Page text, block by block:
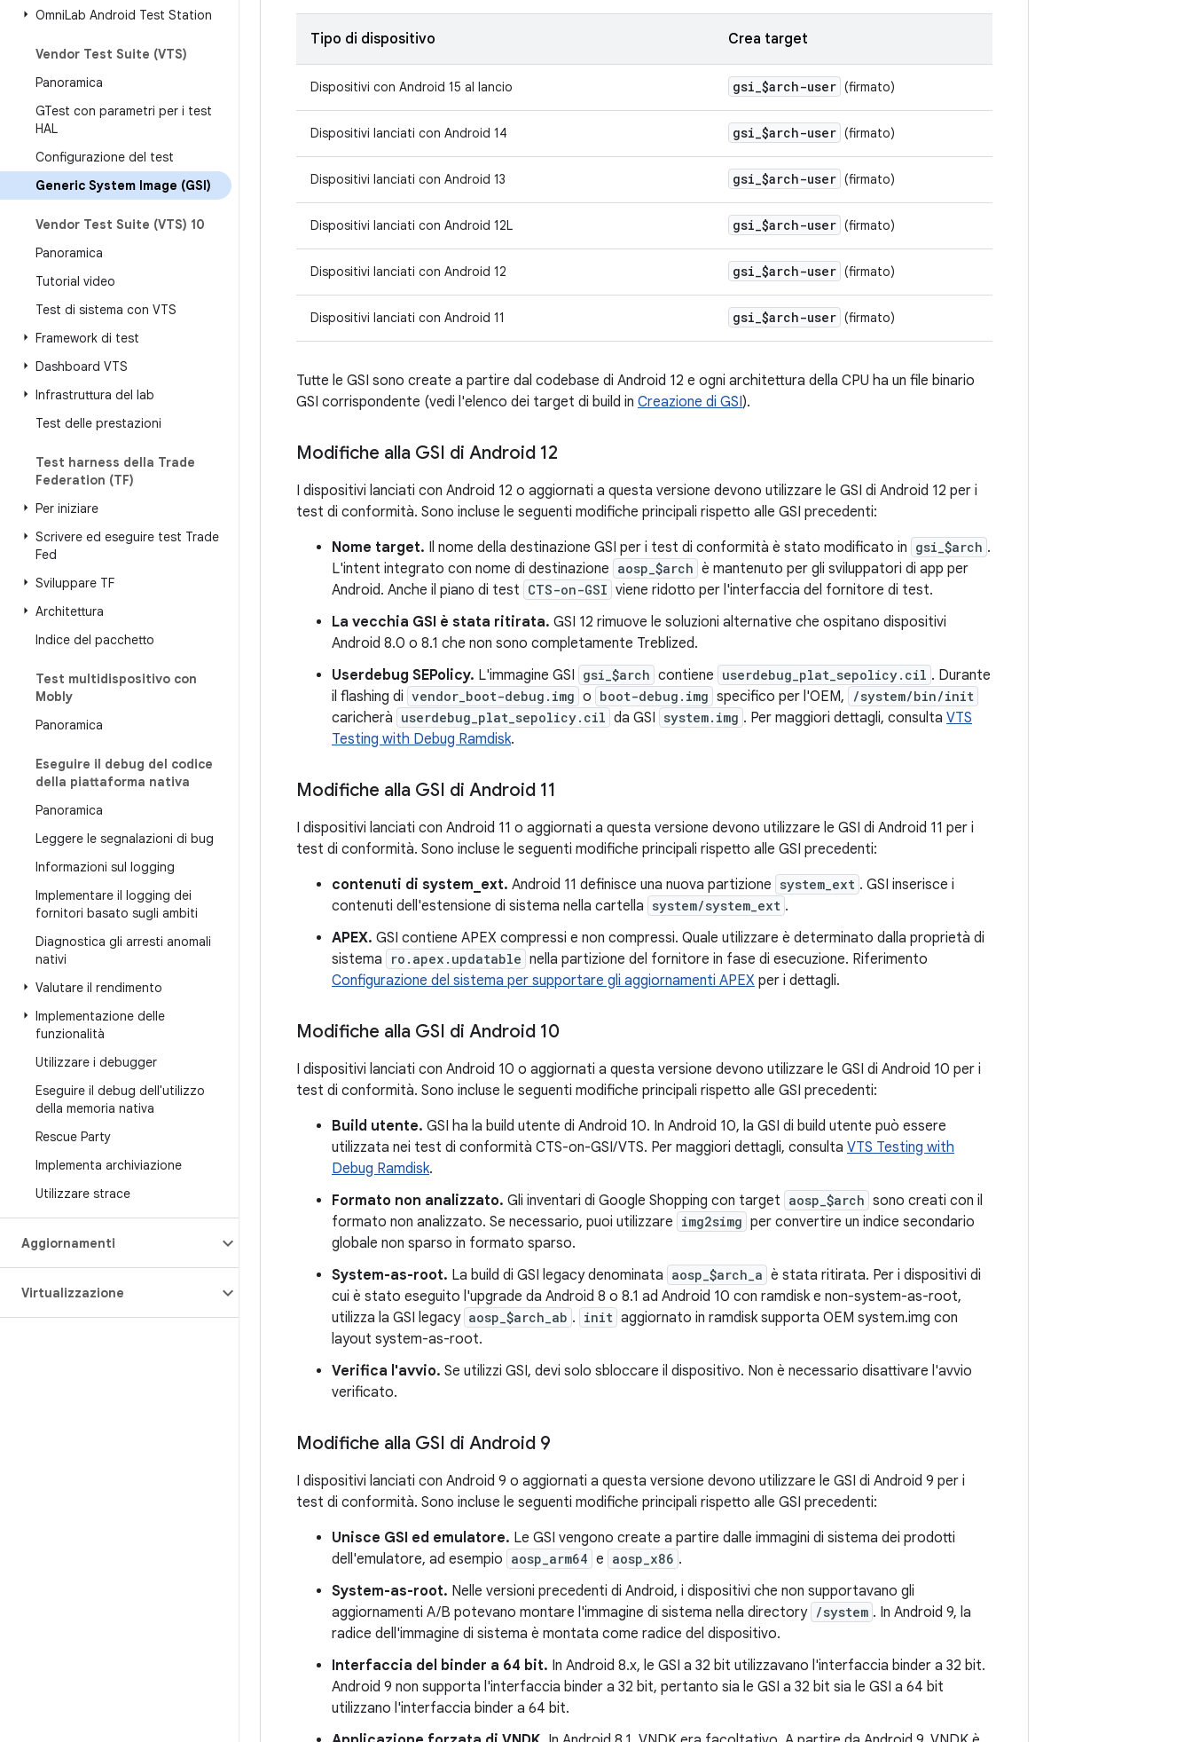
OmniLab Android Test Station
Vendor Test Suite (VTS)
Panoramica
GTest con parametri per i test
HAL
Configurazione del test
Generic System Image (GSI)
Vendor Test Suite (VTS) 10
Panoramica
Tutorial video
Test di sistema con VTS
Framework di test
Dashboard VTS
Infrastruttura del lab
Test delle prestazioni
Test harness della Trade
Federation (TF)
Per iniziare
Scrivere ed eseguire test Trade
Fed
Sviluppare TF
Architettura
Indice del pacchetto
Test multidispositivo con
Mobly
Panoramica
Eseguire il debug del codice
della piattaforma nativa
Panoramica
Leggere le segnalazioni di bug
Informazioni sul logging
Implementare il logging dei
fornitori basato sugli ambiti
Diagnostica gli arresti anomali
nativi
Valutare il rendimento
Implementazione delle
funzionalità
Utilizzare i debugger
Eseguire il debug dell'utilizzo
della memoria nativa
Rescue Party
Implementa archiviazione
Utilizzare strace
Aggiornamenti
Virtualizzazione
Tipo di dispositivo Crea target
Dispositivi con Android 15 al lancio gsi_$arch-user (firmato)
Dispositivi lanciati con Android 14 gsi_$arch-user (firmato)
Dispositivi lanciati con Android 13 gsi_$arch-user (firmato)
Dispositivi lanciati con Android 12L gsi_$arch-user (firmato)
Dispositivi lanciati con Android 12 gsi_$arch-user (firmato)
Dispositivi lanciati con Android 11 gsi_$arch-user (firmato)
Tutte le GSI sono create a partire dal codebase di Android 12 e ogni architettura della CPU ha un file binario
GSI corrispondente (vedi l'elenco dei target di build in Creazione di GSI).
Modifiche alla GSI di Android 12
I dispositivi lanciati con Android 12 o aggiornati a questa versione devono utilizzare le GSI di Android 12 per i
test di conformità. Sono incluse le seguenti modifiche principali rispetto alle GSI precedenti:
Nome target. Il nome della destinazione GSI per i test di conformità è stato modificato in gsi_$arch .
L'intent integrato con nome di destinazione aosp_$arch è mantenuto per gli sviluppatori di app per
Android. Anche il piano di test CTS-on-GSI viene ridotto per l'interfaccia del fornitore di test.
La vecchia GSI è stata ritirata. GSI 12 rimuove le soluzioni alternative che ospitano dispositivi
Android 8.0 o 8.1 che non sono completamente Treblized.
Userdebug SEPolicy. L'immagine GSI gsi_$arch contiene userdebug_plat_sepolicy.cil . Durante
il flashing di vendor_boot-debug.img o boot-debug.img specifico per l'OEM, /system/bin/init
caricherà userdebug_plat_sepolicy.cil da GSI system.img . Per maggiori dettagli, consulta VTS
Testing with Debug Ramdisk.
Modifiche alla GSI di Android 11
I dispositivi lanciati con Android 11 o aggiornati a questa versione devono utilizzare le GSI di Android 11 per i
test di conformità. Sono incluse le seguenti modifiche principali rispetto alle GSI precedenti:
contenuti di system_ext. Android 11 definisce una nuova partizione system_ext . GSI inserisce i
contenuti dell'estensione di sistema nella cartella system/system_ext .
APEX. GSI contiene APEX compressi e non compressi. Quale utilizzare è determinato dalla proprietà di
sistema
ro.apex.updatable nella partizione del fornitore in fase di esecuzione. Riferimento
Configurazione del sistema per supportare gli aggiornamenti APEX per i dettagli.
Modifiche alla GSI di Android 10
I dispositivi lanciati con Android 10 o aggiornati a questa versione devono utilizzare le GSI di Android 10 per i
test di conformità. Sono incluse le seguenti modifiche principali rispetto alle GSI precedenti:
Build utente. GSI ha la build utente di Android 10. In Android 10, la GSI di build utente può essere
utilizzata nei test di conformità CTS-on-GSI/VTS. Per maggiori dettagli, consulta VTS Testing with
Debug Ramdisk.
Formato non analizzato. Gli inventari di Google Shopping con target aosp_$arch sono creati con il
formato non analizzato. Se necessario, puoi utilizzare img2simg per convertire un indice secondario
globale non sparso in formato sparso.
System-as-root. La build di GSI legacy denominata aosp_$arch_a è stata ritirata. Per i dispositivi di
cui è stato eseguito l'upgrade da Android 8 o 8.1 ad Android 10 con ramdisk e non-system-as-root,
utilizza la GSI legacy aosp_$arch_ab . init aggiornato in ramdisk supporta OEM system.img con
layout system-as-root.
Verifica l'avvio. Se utilizzi GSI, devi solo sbloccare il dispositivo. Non è necessario disattivare l'avvio
verificato.
Modifiche alla GSI di Android 9
I dispositivi lanciati con Android 9 o aggiornati a questa versione devono utilizzare le GSI di Android 9 per i
test di conformità. Sono incluse le seguenti modifiche principali rispetto alle GSI precedenti:
Unisce GSI ed emulatore. Le GSI vengono create a partire dalle immagini di sistema dei prodotti
dell'emulatore, ad esempio aosp_arm64 e aosp_x86 .
System-as-root. Nelle versioni precedenti di Android, i dispositivi che non supportavano gli
aggiornamenti A/B potevano montare l'immagine di sistema nella directory /system . In Android 9, la
radice dell'immagine di sistema è montata come radice del dispositivo.
Interfaccia del binder a 64 bit. In Android 8.x, le GSI a 32 bit utilizzavano l'interfaccia binder a 32 bit.
Android 9 non supporta l'interfaccia binder a 32 bit, pertanto sia le GSI a 32 bit sia le GSI a 64 bit
utilizzano l'interfaccia binder a 64 bit.